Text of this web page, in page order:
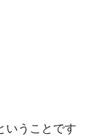
いうことです